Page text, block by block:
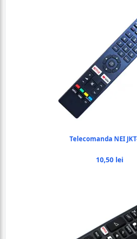
Telecomanda NEI
10,50 lei